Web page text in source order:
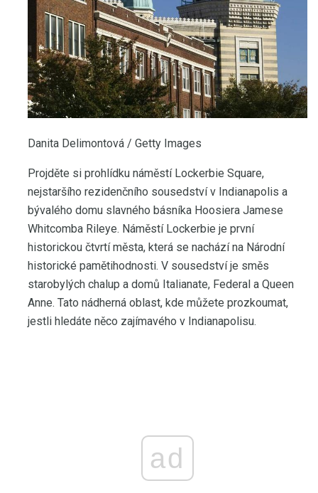
Danita Delimontová / Getty Images
Projděte si prohlídku náměstí Lockerbie Square,
nejstaršího rezidenčního sousedství v Indianapolis a
bývalého domu slavného básníka Hoosiera Jamese
Whitcomba Rileye. Náměstí Lockerbie je první
historickou čtvrtí města, která se nachází na Národní
historické pamětihodnosti. V sousedství je směs
starobylých chalup a domů Italianate, Federal a Queen
Anne. Tato nádherná oblast, kde můžete prozkoumat,
jestli hledáte něco zajímavého v Indianapolisu.
ad